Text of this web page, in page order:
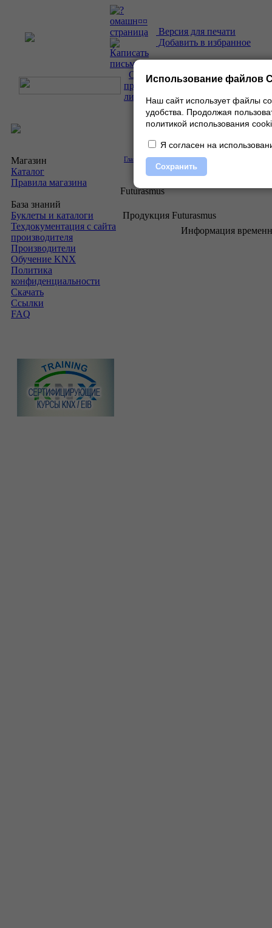
Версия для печати
Добавить в избранное
О
проекте| Каталог|
Прайс-
лист
| Контакты
Магазин
Каталог
Правила магазина
База знаний
Буклеты и каталоги
Техдокументация с сайта
производителя
Производители
Обучение KNX
Политика
конфиденциальности
Скачать
Ссылки
FAQ
Главная »Производители» Сведения о компании
Futurasmus
Продукция Futurasmus
Информация
Использование файлов
Наш сайт использует файлы
удобства. Продолжая
политикой использования
Я согласен на
Сохранить